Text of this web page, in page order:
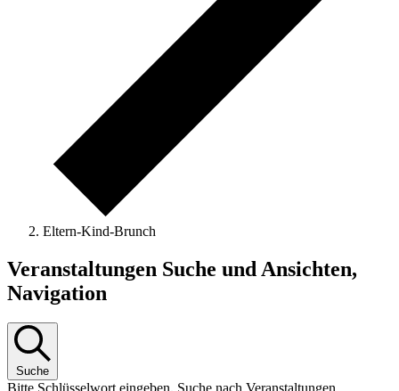
Eltern-Kind-Brunch
Veranstaltungen
Veranstaltungen Suche und Ansichten,
Navigation
Suche